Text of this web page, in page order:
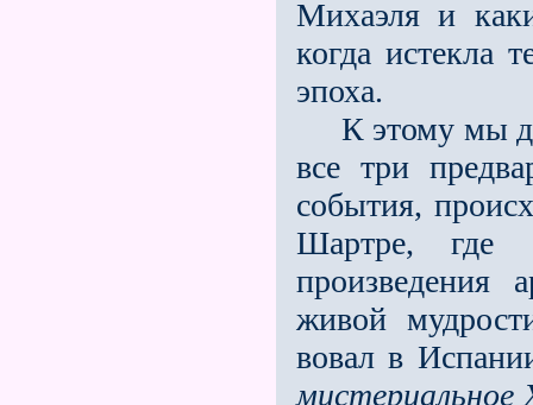
Михаэля и
когда истекла
эпоха.
К этому мы
все три
события,
Шартре, где
произведения
живой
вовал в
мистериальное